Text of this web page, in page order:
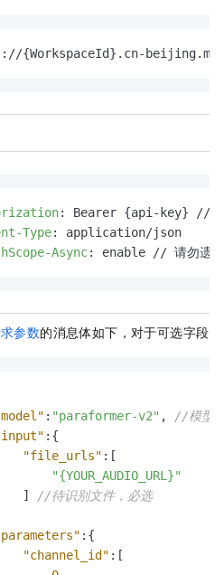
{WorkspaceId}.cn-
:
Type:
Async: enable // 请勿遗漏
参数的消息体如下，对于可选字段
: "paraformer-v2" ,
//模型
: {
"file_urls" : [
"{YOUR_AUDIO_URL}"
]
//待识别文件，必选
: {
"channel_id" : [